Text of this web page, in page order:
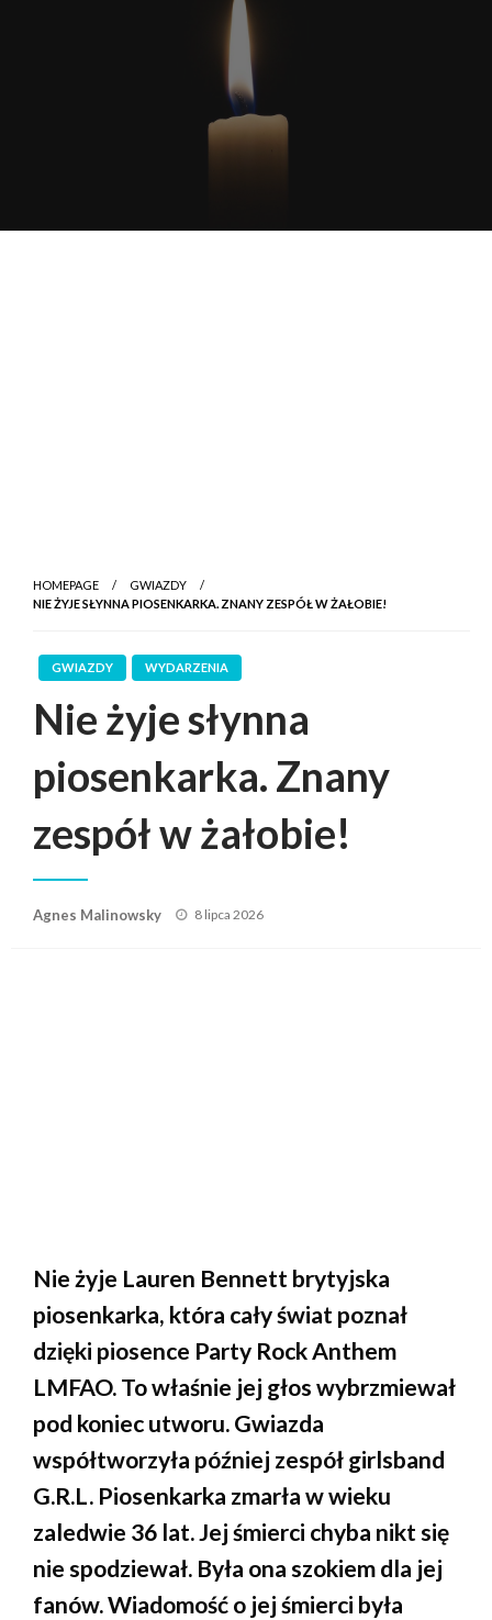
HOMEPAGE
GWIAZDY
NIE ŻYJE SŁYNNA PIOSENKARKA. ZNANY ZESPÓŁ W ŻAŁOBIE!
GWIAZDY WYDARZENIA
Nie żyje słynna
piosenkarka. Znany
zespół w żałobie!
Agnes Malinowsky
Posted
8 lipca 2026
Nie żyje Lauren Bennett brytyjska
piosenkarka, która cały świat poznał
dzięki piosence Party Rock Anthem
LMFAO. To właśnie jej głos wybrzmiewał
pod koniec utworu. Gwiazda
współtworzyła później zespół girlsband
G.R.L. Piosenkarka zmarła w wieku
zaledwie 36 lat. Jej śmierci chyba nikt się
nie spodziewał. Była ona szokiem dla jej
fanów. Wiadomość o jej śmierci była